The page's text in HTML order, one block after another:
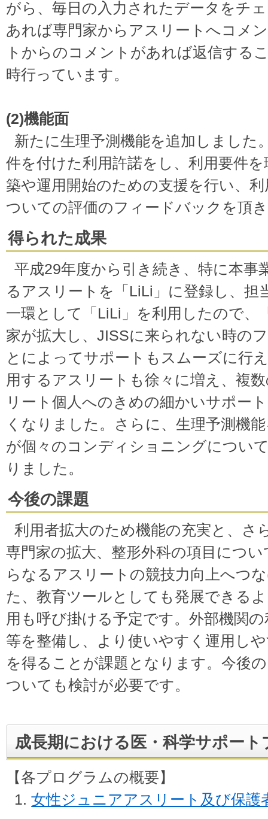
がら、毎日の入力されたデータをチ
あれば専門家からアスリートへコメ
トからのコメントがあれば返信する
時行っています。
(2)機能面
新たに生理予測機能を追加しました
件を付けた利用許諾をし、利用要件
築や運用開始のための支援を行い、
ついての評価のフィードバックを頂
得られた成果
平成29年度から引き続き、特に本事
るアスリートを「LiLi」に登録し、担
一環として「LiLi」を利用したので、
家が拡大し、JISSに来られない時の
とによってサポートもスムーズに行
用するアスリートも徐々に増え、複
リート個人へのきめの細かいサポー
くなりました。さらに、生理予測機
が個々のコンディショニングについ
りました。
今後の課題
利用者拡大のため機能の充実と、さ
専門家の拡大、整形外科の項目につ
らなるアスリートの競技力向上へつ
た、教育ツールとしても発展できる
用も呼び掛ける予定です。外部機関
等を整備し、より使いやすく運用し
を得ることが課題となります。今後
ついても検討が必要です。
成長期における医・科学サポート
【各プログラムの概要】
女性ジュニアアスリート及び保護